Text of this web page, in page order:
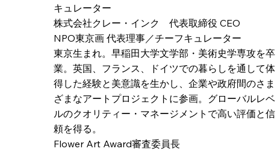
​キュレーター
株式会社クレー・インク 代表取締役 CEO
NPO東京画 代表理事／チーフキュレーター
東京生まれ。早稲田大学文学部・美術史学専攻を卒
業。英国、フランス、ドイツでの暮らしを通して体
得した経験と美意識を生かし、企業や政府間のさま
ざまなアートプロジェクトに参画。グローバルレベ
ルのクオリティー・マネージメントで高い評価と信
頼を得る。​
Flower Art Award審査委員長